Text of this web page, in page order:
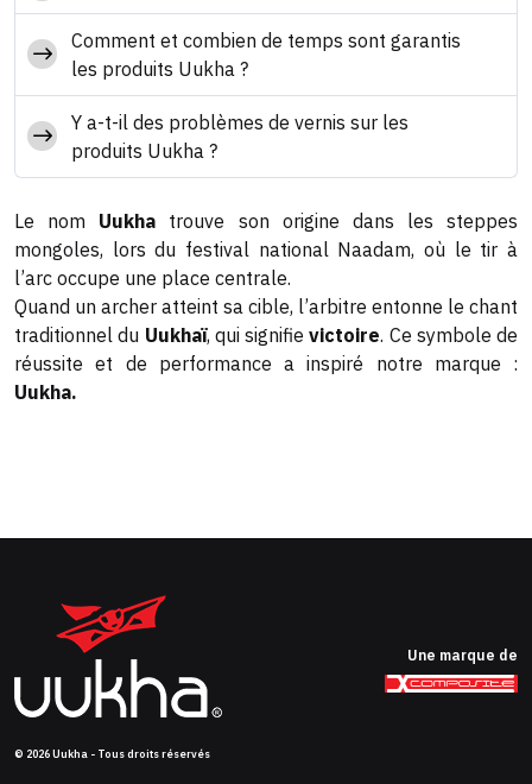
Comment et combien de temps sont garantis
les produits Uukha ?
Y a-t-il des problèmes de vernis sur les
produits Uukha ?
Le nom Uukha trouve son origine dans les steppes
mongoles, lors du festival national Naadam, où le tir à
l’arc occupe une place centrale.
Quand un archer atteint sa cible, l’arbitre entonne le chant
traditionnel du Uukhaï, qui signifievictoire. Ce symbole de
réussite et de performance a inspiré notre marque :
Uukha.
Une marque de
© 2026 Uukha - Tous droits réservés